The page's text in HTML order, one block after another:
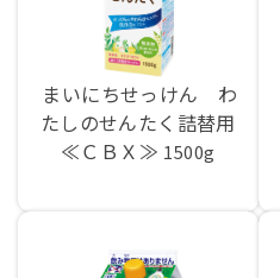
まいにちせっけん わ
たしのせんたく詰替用
≪ＣＢＸ≫ 1500g